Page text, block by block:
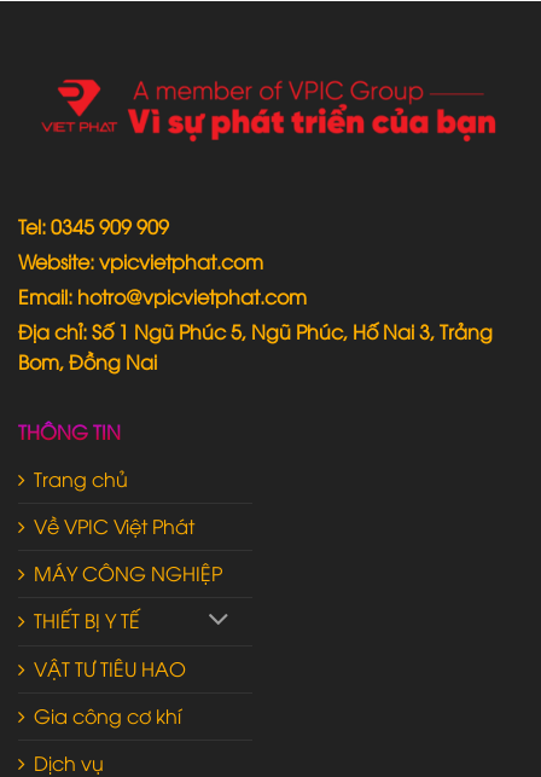
Tel: 0345 909 909
Website: vpicvietphat.com
Email: hotro@vpicvietphat.com
Địa chỉ: Số 1 Ngũ Phúc 5, Ngũ Phúc, Hố Nai 3, Trảng
Bom, Đồng Nai
THÔNG TIN
Trang chủ
Về VPIC Việt Phát
MÁY CÔNG NGHIỆP
THIẾT BỊ Y TẾ
VẬT TƯ TIÊU HAO
Gia công cơ khí
Dịch vụ